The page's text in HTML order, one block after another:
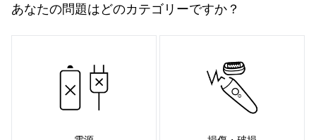
あなたの問題はどのカテゴリーですか？